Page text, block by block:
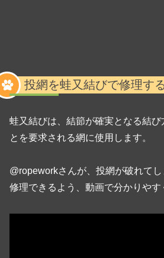
投網を蛙又結びで修理す
蛙又結びは、結節が確実となる結び
とを要求される網に使用します。
@ropeworkさんが、投網が破れて
修理できるよう、動画で分かりやす